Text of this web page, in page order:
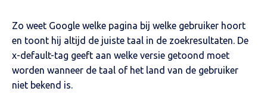
Zo weet Google welke pagina bij welke gebruiker hoort
en toont hij altijd de juiste taal in de zoekresultaten. De
x-default-tag geeft aan welke versie getoond moet
worden wanneer de taal of het land van de gebruiker
niet bekend is.